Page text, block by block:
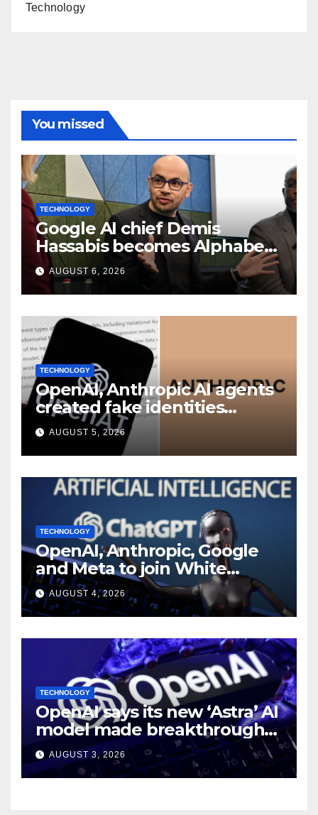
Technology
You missed
TECHNOLOGY
Google AI chief Demis
Hassabis becomes Alphabet
chief scientist in leadership
shakeup
AUGUST 6, 2026
TECHNOLOGY
OpenAI, Anthropic AI agents
created fake identities
during UK cyber tests:
Report
AUGUST 5, 2026
TECHNOLOGY
OpenAI, Anthropic, Google
and Meta to join White
House AI security meeting
AUGUST 4, 2026
TECHNOLOGY
OpenAI says its new ‘Astra’ AI
model made breakthroughs
in 10 math problems
AUGUST 3, 2026